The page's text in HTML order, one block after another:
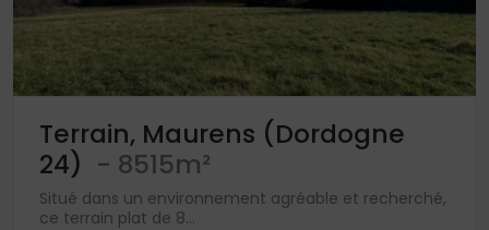
Terrain, Maurens (Dordogne
24) - 8515m²
Situé dans un environnement agréable et recherché,
ce terrain plat de 8...